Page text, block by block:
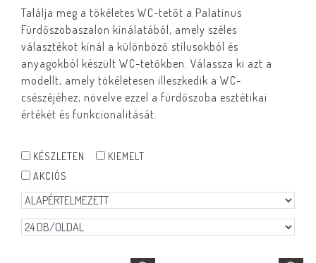
Találja meg a tökéletes WC-tetőt a Palatinus
Fürdőszobaszalon kínálatából, amely széles
választékot kínál a különböző stílusokból és
anyagokból készült WC-tetőkben. Válassza ki azt a
modellt, amely tökéletesen illeszkedik a WC-
csészéjéhez, növelve ezzel a fürdőszoba esztétikai
értékét és funkcionalitását.
KÉSZLETEN
KIEMELT
AKCIÓS